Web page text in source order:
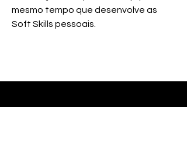
mesmo tempo que desenvolve as
Soft Skills pessoais.